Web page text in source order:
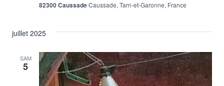
82300 CaussadeCaussade, Tarn-et-Garonne, France
juillet 2025
SAM
5